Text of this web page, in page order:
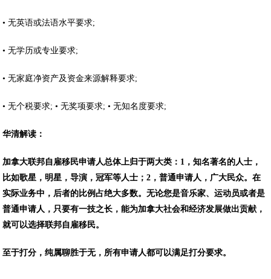
• 无英语或法语水平要求;
• 无学历或专业要求;
• 无家庭净资产及资金来源解释要求;
• 无个税要求; • 无奖项要求; • 无知名度要求;
华清解读：
加拿大联邦自雇移民申请人总体上归于两大类：1，知名著名的人士，
比如歌星，明星，导演，冠军等人士；2，普通申请人，广大民众。在
实际业务中，后者的比例占绝大多数。无论您是音乐家、运动员或者是
普通申请人，只要有一技之长，能为加拿大社会和经济发展做出贡献，
就可以选择联邦自雇移民。
至于打分，纯属聊胜于无，所有申请人都可以满足打分要求。